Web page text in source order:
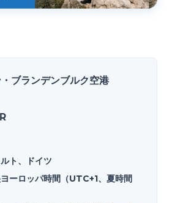
ブランデンブルク空港
ト、ドイツ
ーロッパ時間（UTC+1、夏時間